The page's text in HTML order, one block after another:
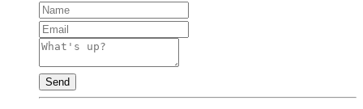
Send